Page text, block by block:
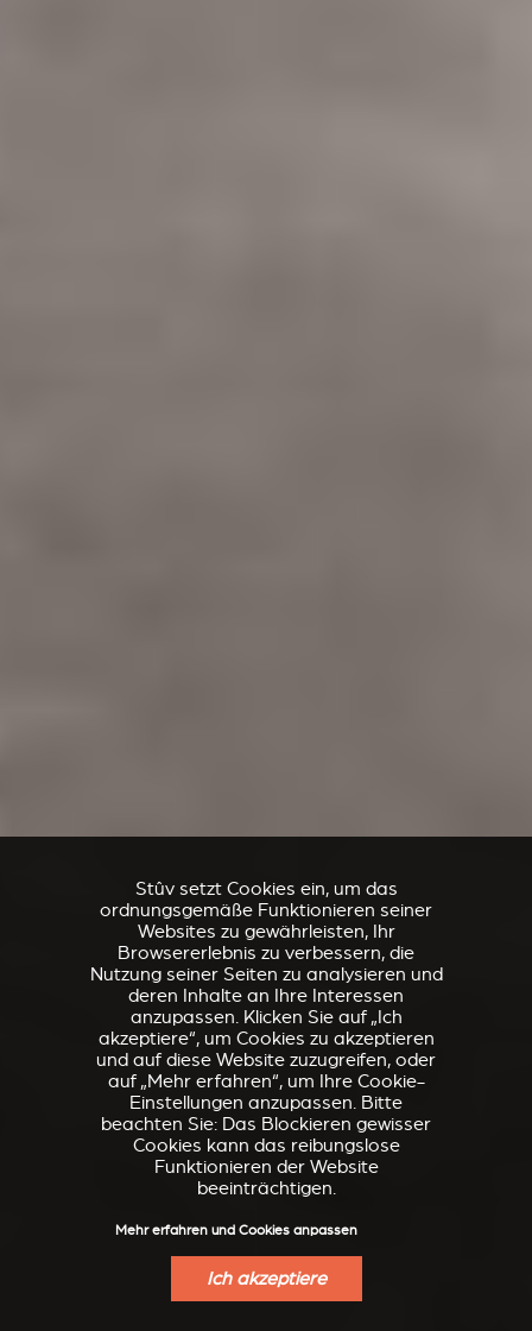
Stûv setzt Cookies ein, um das
ordnungsgemäße Funktionieren seiner
Websites zu gewährleisten, Ihr
Browsererlebnis zu verbessern, die
Nutzung seiner Seiten zu analysieren und
deren Inhalte an Ihre Interessen
anzupassen. Klicken Sie auf „Ich
akzeptiere“, um Cookies zu akzeptieren
und auf diese Website zuzugreifen, oder
auf „Mehr erfahren“, um Ihre Cookie-
Einstellungen anzupassen. Bitte
beachten Sie: Das Blockieren gewisser
Cookies kann das reibungslose
Funktionieren der Website
beeinträchtigen.
Mehr erfahren und Cookies anpassen
Ich akzeptiere